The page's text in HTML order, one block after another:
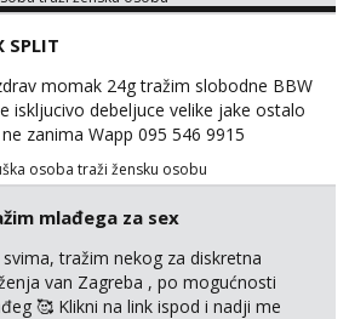
dogovor Kontakt 0958759047
SPLIT
momak 24g tražim slobodne BBW
iskljucivo debeljuce velike jake ostalo
zanima Wapp 095 546 9915
osoba traži žensku osobu
mlađega za sex
svima, tražim nekog za diskretna
van Zagreba , po mogućnosti
🥰 Klikni na link ispod i nadji me